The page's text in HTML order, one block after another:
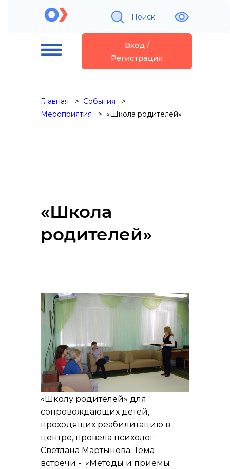
Поиск
Вход /
Регистрация
Главная
События
Мероприятия
«Школа родителей»
«Школа
родителей»
«Школу родителей» для
сопровождающих детей,
проходящих реабилитацию в
центре, провела психолог
Светлана Мартынова. Тема
встречи - «Методы и приемы